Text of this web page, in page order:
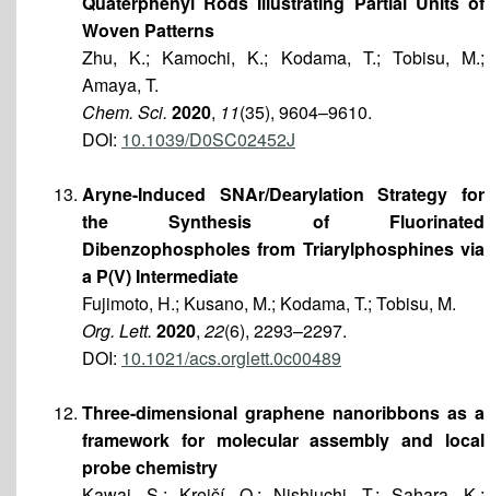
Woven Patterns
Zhu, K.; Kamochi, K.; Kodama, T.; Tobisu, M.;
Amaya, T.
Chem. Sci. 2020, 11(35), 9604–9610.
DOI: 10.1039/D0SC02452J
Aryne-Induced SNAr/Dearylation Strategy for
the Synthesis of Fluorinated
Dibenzophospholes from Triarylphosphines via
a P(V) Intermediate
Fujimoto, H.; Kusano, M.; Kodama, T.; Tobisu, M.
Org. Lett. 2020,22(6), 2293–2297.
DOI: 10.1021/acs.orglett.0c00489
Three-dimensional graphene nanoribbons as a
framework for molecular assembly and local
probe chemistry